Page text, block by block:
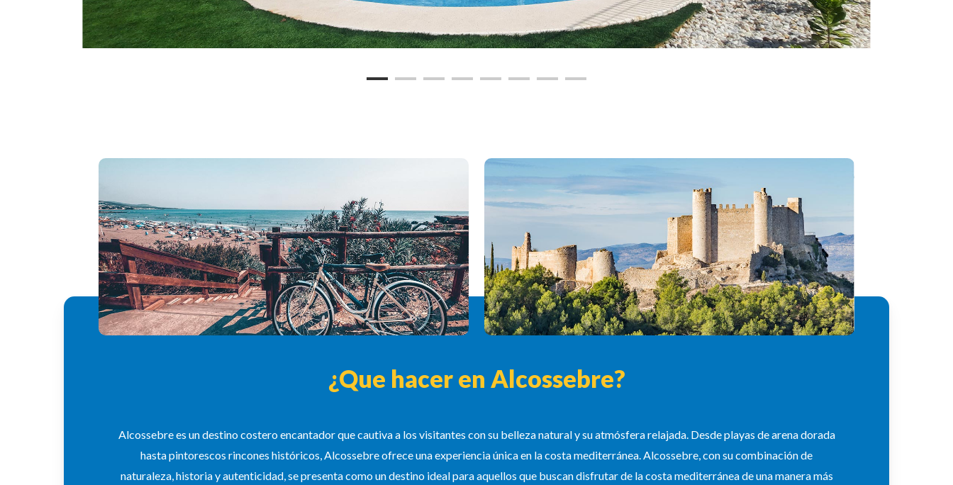
¿Que hacer en Alcossebre?
Alcossebre es un destino costero encantador que cautiva a los visitantes con su belleza natural y su atmósfera relajada. Desde playas de arena dorada
hasta pintorescos rincones históricos, Alcossebre ofrece una experiencia única en la costa mediterránea. Alcossebre, con su combinación de
naturaleza, historia y autenticidad, se presenta como un destino ideal para aquellos que buscan disfrutar de la costa mediterránea de una manera más